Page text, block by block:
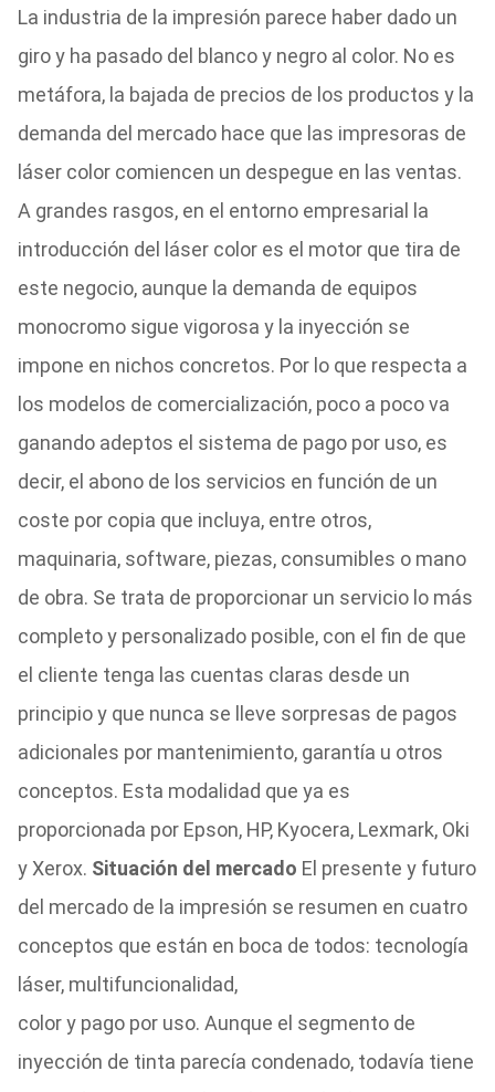
La industria de la impresión parece haber dado un
giro y ha pasado del blanco y negro al color. No es
metáfora, la bajada de precios de los productos y la
demanda del mercado hace que las impresoras de
láser color comiencen un despegue en las ventas.
A grandes rasgos, en el entorno empresarial la
introducción del láser color es el motor que tira de
este negocio, aunque la demanda de equipos
monocromo sigue vigorosa y la inyección se
impone en nichos concretos. Por lo que respecta a
los modelos de comercialización, poco a poco va
ganando adeptos el sistema de pago por uso, es
decir, el abono de los servicios en función de un
coste por copia que incluya, entre otros,
maquinaria, software, piezas, consumibles o mano
de obra. Se trata de proporcionar un servicio lo más
completo y personalizado posible, con el fin de que
el cliente tenga las cuentas claras desde un
principio y que nunca se lleve sorpresas de pagos
adicionales por mantenimiento, garantía u otros
conceptos. Esta modalidad que ya es
proporcionada por Epson, HP, Kyocera, Lexmark, Oki
y Xerox. Situación del mercado El presente y futuro
del mercado de la impresión se resumen en cuatro
conceptos que están en boca de todos: tecnología
láser, multifuncionalidad,
color y pago por uso. Aunque el segmento de
inyección de tinta parecía condenado, todavía tiene